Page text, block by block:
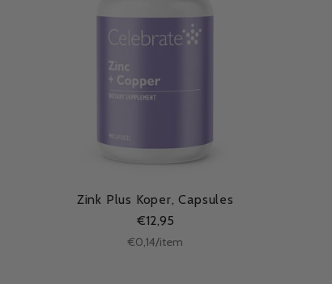
Zink Plus Koper, Capsules
€12,95
Stukprijs
€0,14/per
item